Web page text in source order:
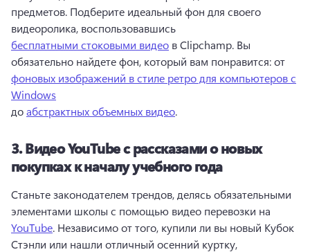
предметов. Подберите идеальный фон для своего
видеоролика, воспользовавшись
бесплатными стоковыми видео в Clipchamp. Вы
обязательно найдете фон, который вам понравится: от
фоновых изображений в стиле ретро для компьютеров с
Windows
до абстрактных объемных видео.
3.Видео YouTube с рассказами о новых
покупках к началу учебного года
Станьте законодателем трендов, делясь обязательными
элементами школы с помощью видео перевозки на
YouTube. Независимо от того, купили ли вы новый Кубок
Стэнли или нашли отличный осенний куртку,